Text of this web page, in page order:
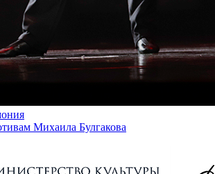
Михаила Булгакова